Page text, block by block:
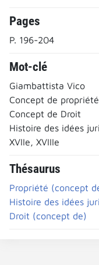
Pages
P. 196-204
Mot-clé
Giambattista Vico
Concept de propriété
Concept de Droit
Histoire des idées
XVIIe, XVIIIe
Thésaurus
Propriété (concept
Histoire des idées
Droit (concept de)